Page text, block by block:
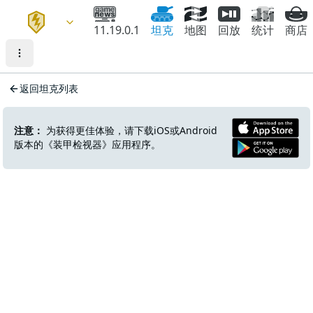
11.19.0.1 坦克 地图 回放 统计 商店
返回坦克列表
注意： 为获得更佳体验，请下载iOS或Android
版本的《装甲检视器》应用程序。